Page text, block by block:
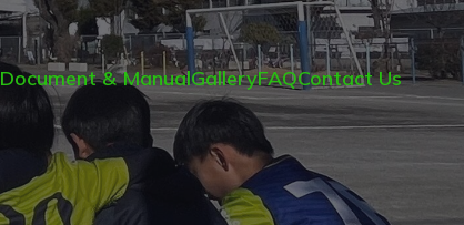
Document & ManualGalleryFAQContact Us